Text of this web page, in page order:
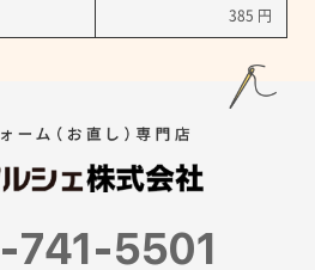
385 円
741-5501